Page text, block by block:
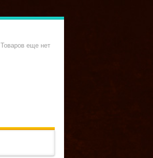
Товаров еще нет